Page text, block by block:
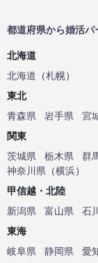
都道府県から婚活パ
北海道
北海道 （札幌）
東北
青森県
岩手県 宮
関東
茨城県
栃木県 群
神奈川県 （横浜）
甲信越・北陸
新潟県
富山県 石
東海
岐阜県
静岡県 愛